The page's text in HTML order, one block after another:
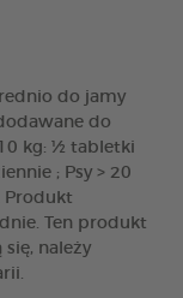
do jamy
do
kg: ½ tabletki
; Psy > 20
Produkt
Ten produkt
należy